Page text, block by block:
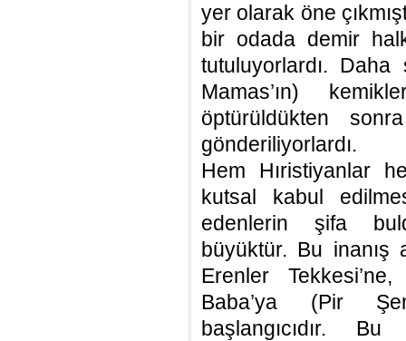
yer olarak öne
bir odada demir
tutuluyorlardı. Daha
Mamas’ın)
öptürüldükten
gönderiliyorlardı.
Hem Hıristiyanlar
kutsal kabul
edenlerin şifa
büyüktür. Bu inanış
Erenler
Baba’ya (Pir
başlangıcıdır.